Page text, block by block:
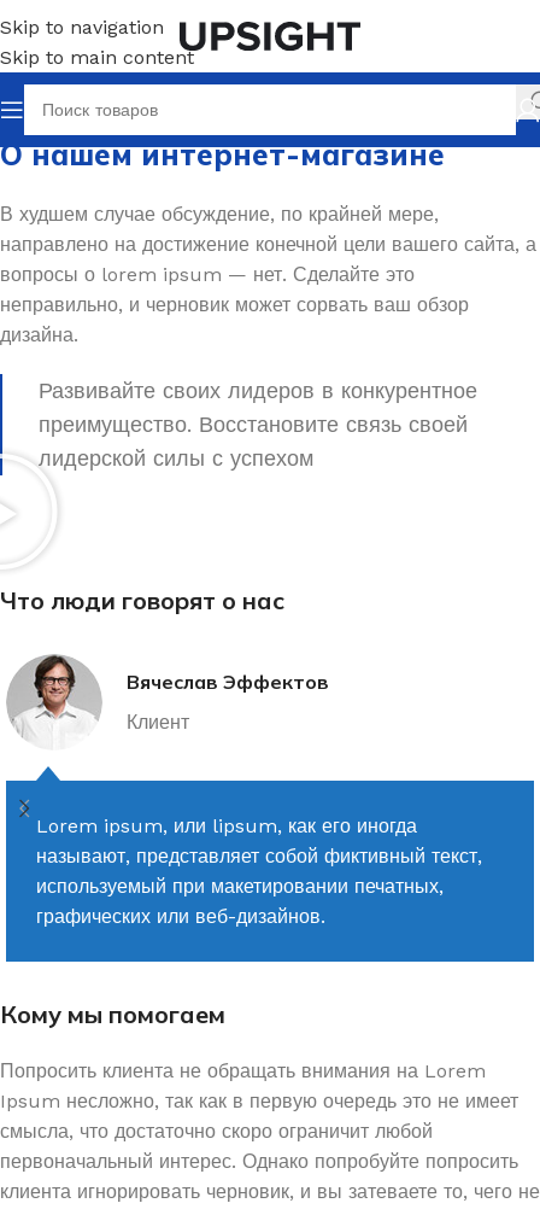
Skip to navigation
Skip to main content
О нашем интернет-магазине
В худшем случае обсуждение, по крайней мере,
направлено на достижение конечной цели вашего сайта, а
вопросы о lorem ipsum — нет. Сделайте это
неправильно, и черновик может сорвать ваш обзор
дизайна.
Развивайте своих лидеров в конкурентное
преимущество. Восстановите связь своей
лидерской силы с успехом
Что люди говорят о нас
Вячеслав Эффектов
Клиент
Lorem ipsum, или lipsum, как его иногда
называют, представляет собой фиктивный текст,
используемый при макетировании печатных,
графических или веб-дизайнов.
Кому мы помогаем
Попросить клиента не обращать внимания на Lorem
Ipsum несложно, так как в первую очередь это не имеет
смысла, что достаточно скоро ограничит любой
первоначальный интерес. Однако попробуйте попросить
клиента игнорировать черновик, и вы затеваете то, чего не